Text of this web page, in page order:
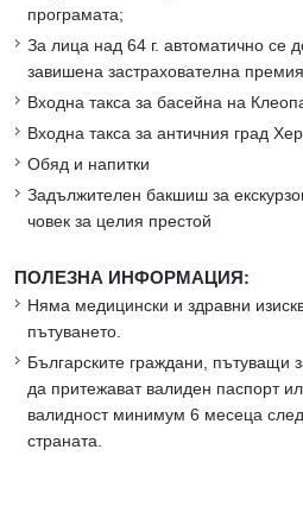
програмата;
За лица над 64 г. автоматично се
завишена застрахователна
Входна такса за басейна на
Входна такса за античния град
Обяд и напитки
Задължителен бакшиш за
човек за целия престой
ПОЛЕЗНА ИНФОРМАЦИЯ:
Няма медицински и здравни
пътуването.
Българските граждани, пътуващи
да притежават валиден паспорт
валидност минимум 6 месеца
страната.